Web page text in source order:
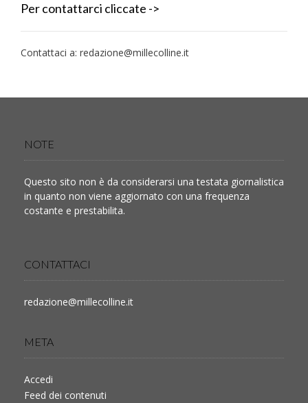
Per contattarci cliccate ->
Contattaci a: redazione@millecolline.it
NOTE
Questo sito non è da considerarsi una testata giornalistica
in quanto non viene aggiornato con una frequenza
costante e prestabilita.
CONTATTACI
redazione@millecolline.it
META
Accedi
Feed dei contenuti